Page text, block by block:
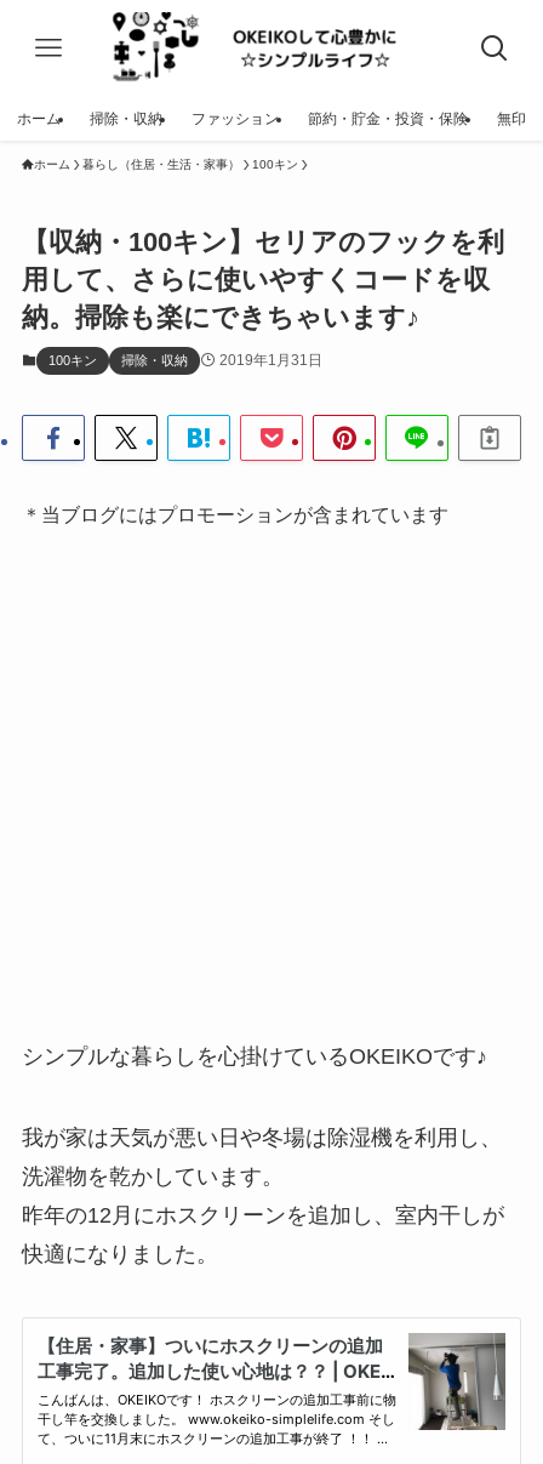
ホーム 掃除・収納 ファッション 節約・貯金・投資・保険 無印
ホーム 暮らし（住居・生活・家事） 100キン
【収納・100キン】セリアのフックを利
用して、さらに使いやすくコードを収
納。掃除も楽にできちゃいます♪
100キン 掃除・収納 2019年1月31日
＊当ブログにはプロモーションが含まれています
シンプルな暮らしを心掛けているOKEIKOです♪
我が家は天気が悪い日や冬場は除湿機を利用し、
洗濯物を乾かしています。
昨年の12月にホスクリーンを追加し、室内干しが
快適になりました。